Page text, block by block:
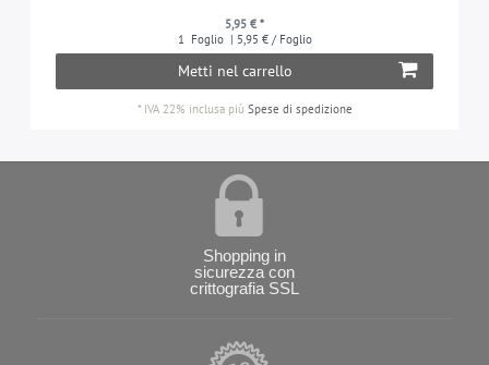
5,95 € *
1
Foglio | 5,95 € / Foglio
Metti nel carrello
* IVA 22% inclusapiù Spese di spedizione
Shopping in
sicurezza con
crittografia SSL